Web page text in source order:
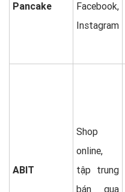
Pancake
Facebook,
Instagram
ABIT
Shop
online,
tập trung
bán qua